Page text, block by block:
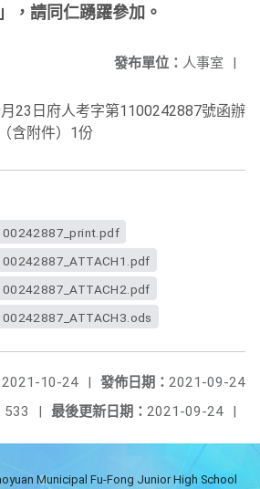
，請同仁踴躍參加。
發布單位： 人事室 |
23日府人考字第1100242887號函辦
含附件）1份
發佈日期： 2021-09-24
2021-10-24
|
最後更新日期： 2021-09-24 |
533 |
Municipal Fu-Fong Junior High School